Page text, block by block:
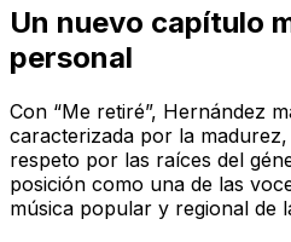
Un nuevo capítulo
personal
Con “Me retiré”, Hernández
caracterizada por la
respeto por las raíces del
posición como una de las
música popular y regional de